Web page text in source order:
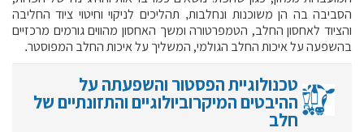
הסביבה בה הן משוכנות ונחלבות, תהליכים לניקוי וחיטוי ציוד החליבה
והציוד לאחסון החלב, הטמפרטורה ומשך האחסון מהווים גורמים מרכזיים
בהשפעה על איכות החלב הגולמי, המשליך על איכות החלב המפוסטר.
טכנולוגיית הפסטור והשפעתה על
ההיבטים המיקרוביולוגיים והתזונתיים של
חלב